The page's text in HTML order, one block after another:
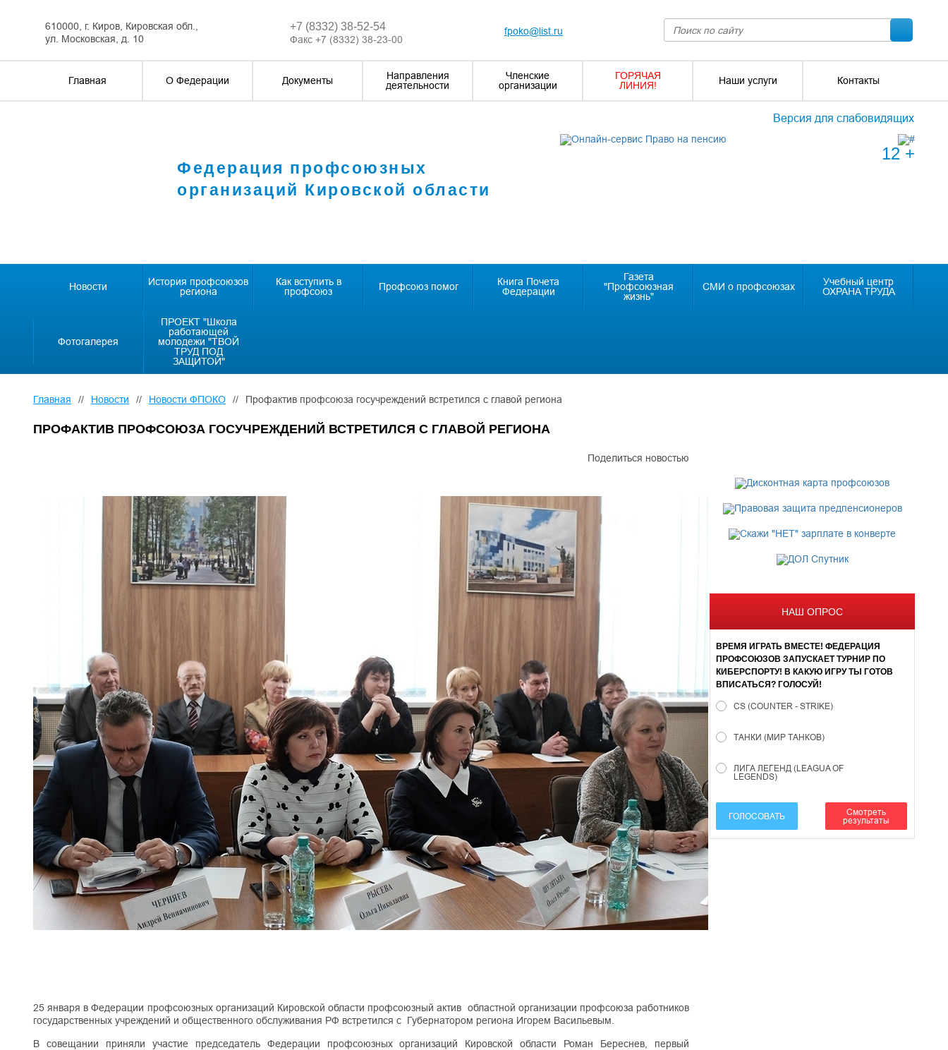
610000, г. Киров, Кировская обл.,
ул. Московская, д. 10
+7 (8332) 38-52-54
Факс +7 (8332) 38-23-00
fpoko@list.ru
Главная О Федерации Документы
Направления
деятельности
Членские
организации
ГОРЯЧАЯ
ЛИНИЯ!
Наши услуги Контакты
Версия для слабовидящих
Федерация профсоюзных
организаций Кировской области
12 +
Новости
История профсоюзов
региона
Как вступить в
профсоюз
Профсоюз помог
Книга Почета
Федерации
Газета
"Профсоюзная
жизнь"
СМИ о профсоюзах
Учебный центр
ОХРАНА ТРУДА
Фотогалерея
ПРОЕКТ "Школа
работающей
молодежи "ТВОЙ
ТРУД ПОД
ЗАЩИТОЙ"
Главная // Новости // Новости ФПОКО // Профактив профсоюза госучреждений встретился с главой региона
ПРОФАКТИВ ПРОФСОЮЗА ГОСУЧРЕЖДЕНИЙ ВСТРЕТИЛСЯ С ГЛАВОЙ РЕГИОНА
Поделиться новостью
25 января в Федерации профсоюзных организаций Кировской области профсоюзный актив областной организации профсоюза работников
государственных учреждений и общественного обслуживания РФ встретился с Губернатором региона Игорем Васильевым.
В совещании приняли участие председатель Федерации профсоюзных организаций Кировской области Роман Береснев, первый
НАШ ОПРОС
ВРЕМЯ ИГРАТЬ ВМЕСТЕ! ФЕДЕРАЦИЯ
ПРОФСОЮЗОВ ЗАПУСКАЕТ ТУРНИР ПО
КИБЕРСПОРТУ! В КАКУЮ ИГРУ ТЫ ГОТОВ
ВПИСАТЬСЯ? ГОЛОСУЙ!
CS (COUNTER - STRIKE)
ТАНКИ (МИР ТАНКОВ)
ЛИГА ЛЕГЕНД (LEAGUA OF
LEGENDS)
ГОЛОСОВАТЬ
Смотреть
результаты